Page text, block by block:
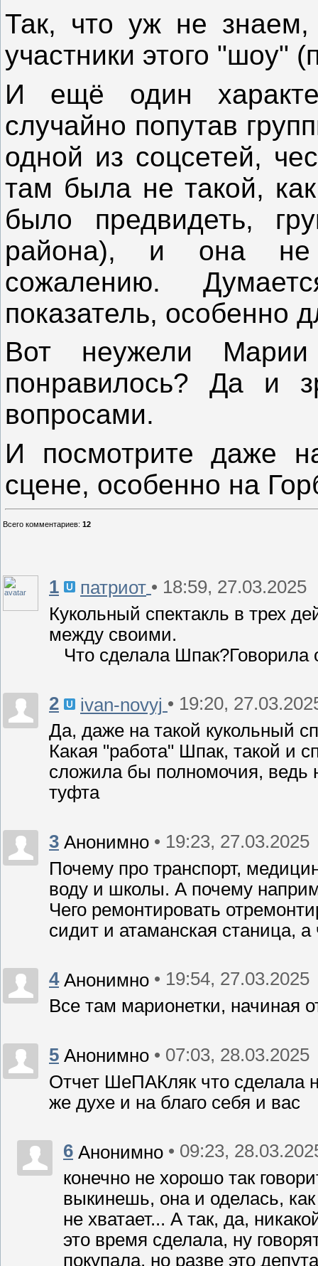
Так, что уж не знаем,
участники этого "шоу"
И ещё один
случайно попутав
одной из соцсетей,
там была не такой,
было предвидеть,
района), и она не
сожалению.
показатель, особенно
Вот неужели
понравилось? Да и
вопросами.
И посмотрите даже
сцене, особенно на
Всего комментариев: 12
1 патриот • 18:59, 27.03.2025
Кукольный спектакль в трех
между своими.
Что сделала Шпак?Говорила
2 ivan-novyj • 19:20,
Да, даже на такой кукольный
Какая "работа" Шпак, такой и
сложила бы полномочия, ведь
туфта
3 Анонимно • 19:23, 27.03.2025
Почему про транспорт,
воду и школы. А почему
Чего ремонтировать
сидит и атаманская станица,
4 Анонимно • 19:54, 27.03.2025
Все там марионетки, начиная
5 Анонимно • 07:03, 28.03.2025
Отчет ШеПАКляк что сделала
же духе и на благо себя и вас
6 Анонимно • 09:23,
конечно не хорошо так
выкинешь, она и оделась,
не хватает... А так, да,
это время сделала, ну
покупала, но разве это